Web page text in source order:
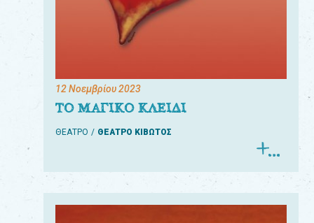
12 Νοεμβρίου 2023
ΤΟ ΜΑΓΙΚΟ ΚΛΕΙΔΙ
ΘΕΑΤΡΟ ΘΕΑΤΡΟ ΚΙΒΩΤΟΣ